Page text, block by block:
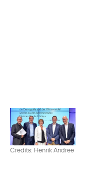
Credits: Henrik Andree